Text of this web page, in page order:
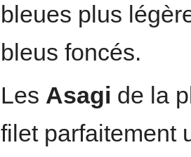
bleues plus
bleus foncés.
Les Asagi de la
filet parfaitement